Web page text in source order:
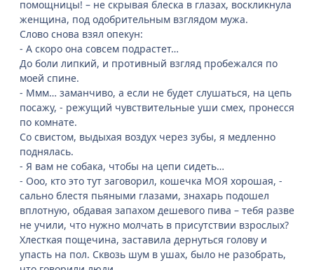
помощницы! – не скрывая блеска в глазах, воскликнула
женщина, под одобрительным взглядом мужа.
Слово снова взял опекун:
- А скоро она совсем подрастет…
До боли липкий, и противный взгляд пробежался по
моей спине.
- Ммм… заманчиво, а если не будет слушаться, на цепь
посажу, - режущий чувствительные уши смех, пронесся
по комнате.
Со свистом, выдыхая воздух через зубы, я медленно
поднялась.
- Я вам не собака, чтобы на цепи сидеть…
- Ооо, кто это тут заговорил, кошечка МОЯ хорошая, -
сально блестя пьяными глазами, знахарь подошел
вплотную, обдавая запахом дешевого пива – тебя разве
не учили, что нужно молчать в присутствии взрослых?
Хлесткая пощечина, заставила дернуться голову и
упасть на пол. Сквозь шум в ушах, было не разобрать,